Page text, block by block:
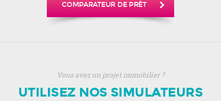
COMPARATEUR DE PRÊT
Vous avez un projet immobilier ?
UTILISEZ NOS SIMULATEURS